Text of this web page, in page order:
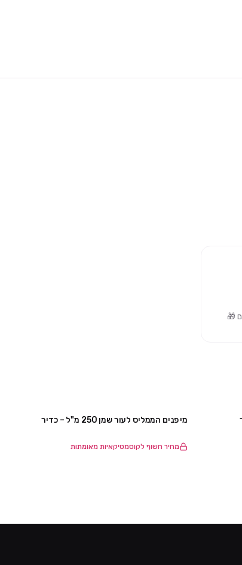
מי פנים הממליס לעור שמן 250 מ"ל – כדיר
מחיר חשוף לקוסמטיקאיות מאומתות